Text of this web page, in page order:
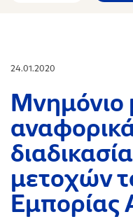
24.01.2020
Μνημόνιο
μετοχών
Εμπορίας